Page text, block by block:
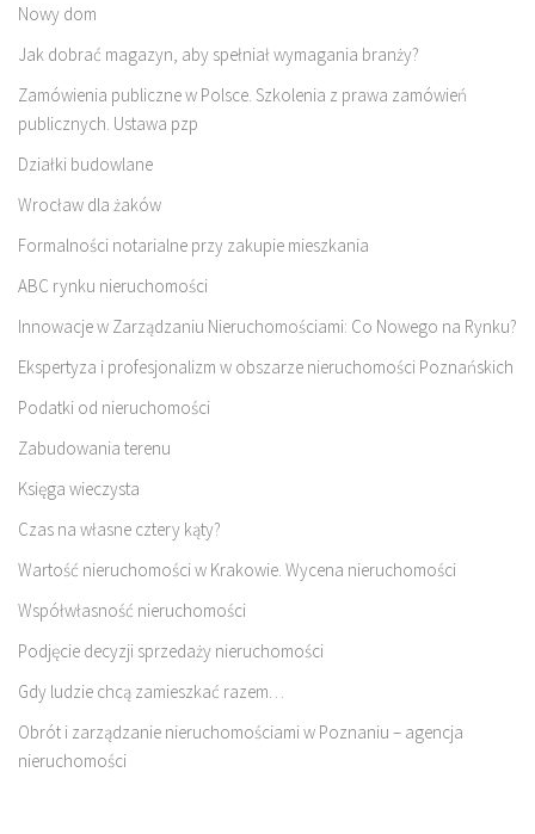
Nowy dom
Jak dobrać magazyn, aby spełniał wymagania branży?
Zamówienia publiczne w Polsce. Szkolenia z prawa zamówień
publicznych. Ustawa pzp
Działki budowlane
Wrocław dla żaków
Formalności notarialne przy zakupie mieszkania
ABC rynku nieruchomości
Innowacje w Zarządzaniu Nieruchomościami: Co Nowego na Rynku?
Ekspertyza i profesjonalizm w obszarze nieruchomości Poznańskich
Podatki od nieruchomości
Zabudowania terenu
Księga wieczysta
Czas na własne cztery kąty?
Wartość nieruchomości w Krakowie. Wycena nieruchomości
Współwłasność nieruchomości
Podjęcie decyzji sprzedaży nieruchomości
Gdy ludzie chcą zamieszkać razem…
Obrót i zarządzanie nieruchomościami w Poznaniu – agencja
nieruchomości